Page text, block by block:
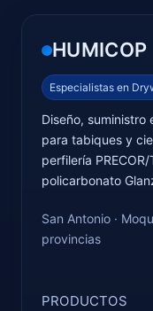
HUMICOP
Especialistas en
Diseño, suministro
para tabiques y
perfilería
policarbonato
San Antonio ·
provincias
PRODUCTOS